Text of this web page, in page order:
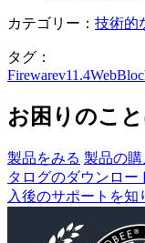
カテゴリー： 技術的
タグ：
Firewarev11.4
お困りのこ
製品をみる 製品の
タログのダウンロー
入後のサポートを知